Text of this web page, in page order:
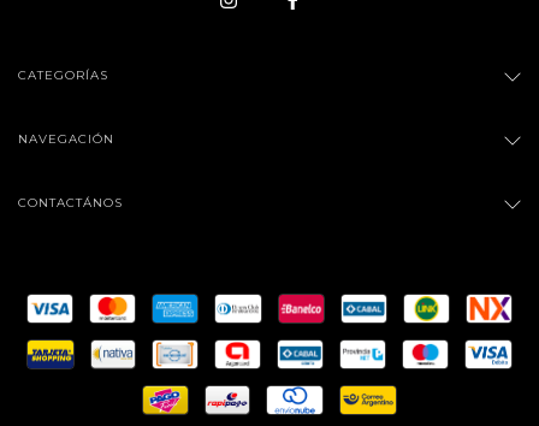
CATEGORÍAS
NAVEGACIÓN
CONTACTÁNOS